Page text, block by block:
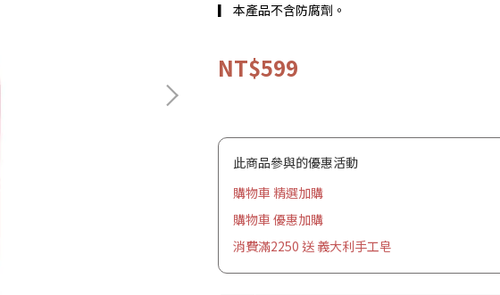
▎ 本產品不含防腐劑。
NT$599
此商品參與的優惠活動
購物車 精選加購
購物車 優惠加購
消費滿2250 送 義大利手工皂